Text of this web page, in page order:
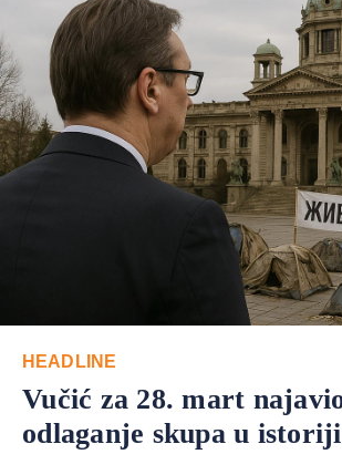
HEADLINE
Vučić za 28. mart
odlaganje skupa u istoriji